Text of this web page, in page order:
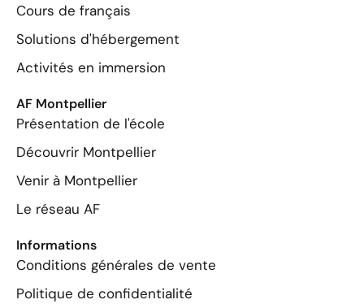
Cours de français
Solutions d'hébergement
Activités en immersion
AF Montpellier
Présentation de l'école
Découvrir Montpellier
Venir à Montpellier
Le réseau AF
Informations
Conditions générales de vente
Politique de confidentialité